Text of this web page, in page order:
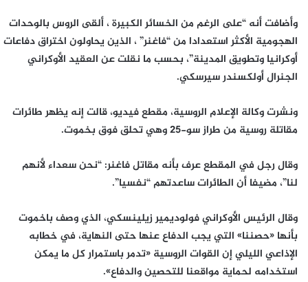
وأضافت أنه “على الرغم من الخسائر الكبيرة ، ألقى الروس بالوحدات
الهجومية الأكثر استعدادا من “فاغنر” ، الذين يحاولون اختراق دفاعات
أوكرانيا وتطويق المدينة”، بحسب ما نقلت عن العقيد الأوكراني
الجنرال أولكسندر سيرسكي.
ونشرت وكالة الإعلام الروسية، مقطع فيديو، قالت إنه يظهر طائرات
مقاتلة روسية من طراز سو-25 وهي تحلق فوق بخموت.
وقال رجل في المقطع عرف بأنه مقاتل فاغنر: “نحن سعداء لأنهم
لنا”، مضيفا أن الطائرات ساعدتهم “نفسيا”.
وقال الرئيس الأوكراني فولوديمير زيلينسكي، الذي وصف باخموت
بأنها «حصننا» التي يجب الدفاع عنها حتى النهاية، في خطابه
الإذاعي الليلي إن القوات الروسية «تدمر باستمرار كل ما يمكن
استخدامه لحماية مواقعنا للتحصين والدفاع».